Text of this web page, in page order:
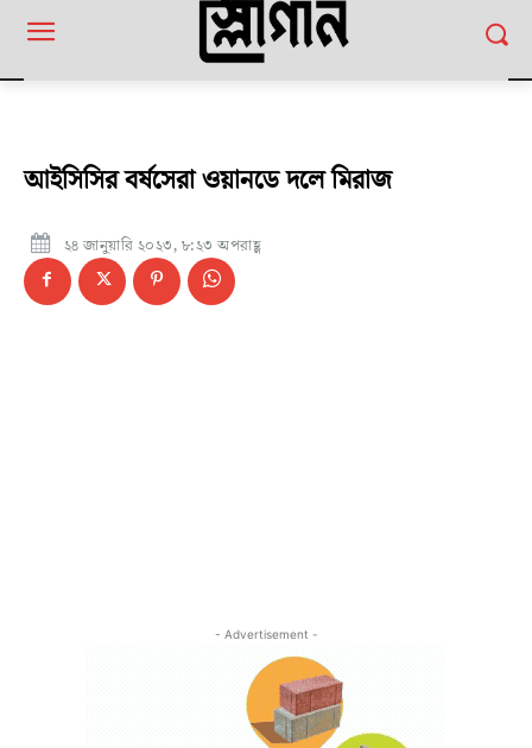
আইসিসির বর্ষসেরা ওয়ানডে দলে মিরাজ
২৪ জানুয়ারি ২০২৩, ৮:২৩ অপরাহ্ণ
- Advertisement -